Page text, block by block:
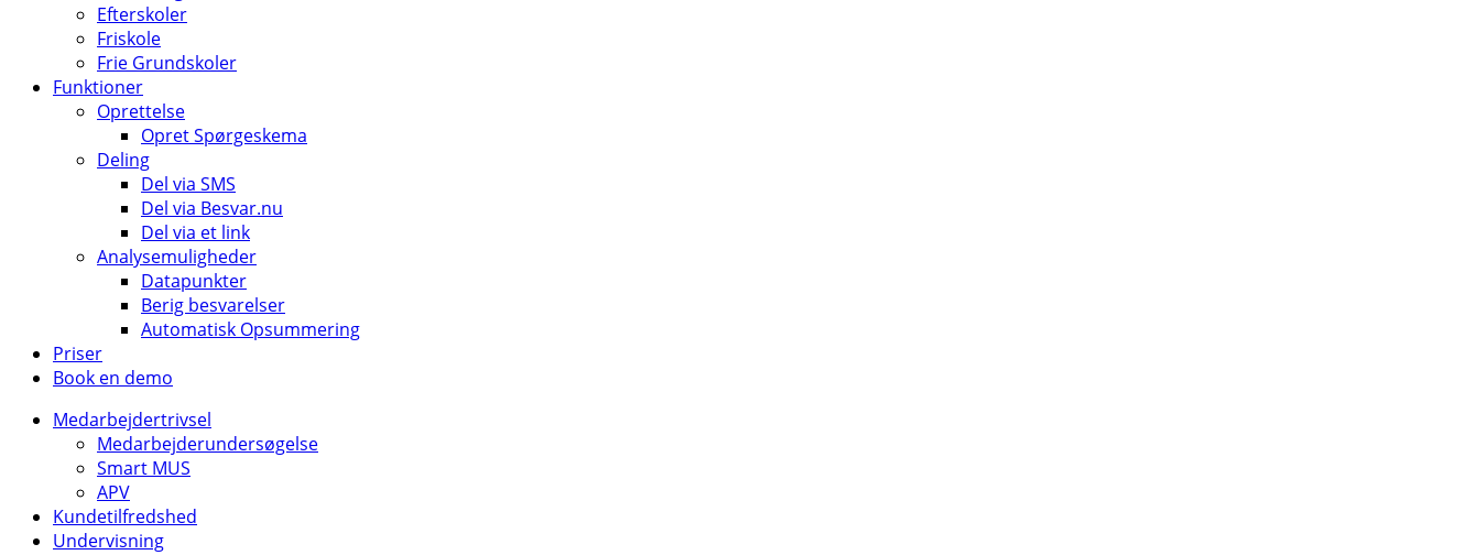
Efterskoler
Friskole
Frie Grundskoler
Funktioner
Oprettelse
Opret Spørgeskema
Deling
Del via SMS
Del via Besvar.nu
Del via et link
Analysemuligheder
Datapunkter
Berig besvarelser
Automatisk Opsummering
Priser
Book en demo
Medarbejdertrivsel
Medarbejderundersøgelse
Smart MUS
APV
Kundetilfredshed
Undervisning